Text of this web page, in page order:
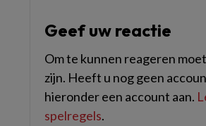
Geef uw reactie
Om te kunnen reageren
zijn. Heeft u nog geen
hieronder een account aan.
spelregels.